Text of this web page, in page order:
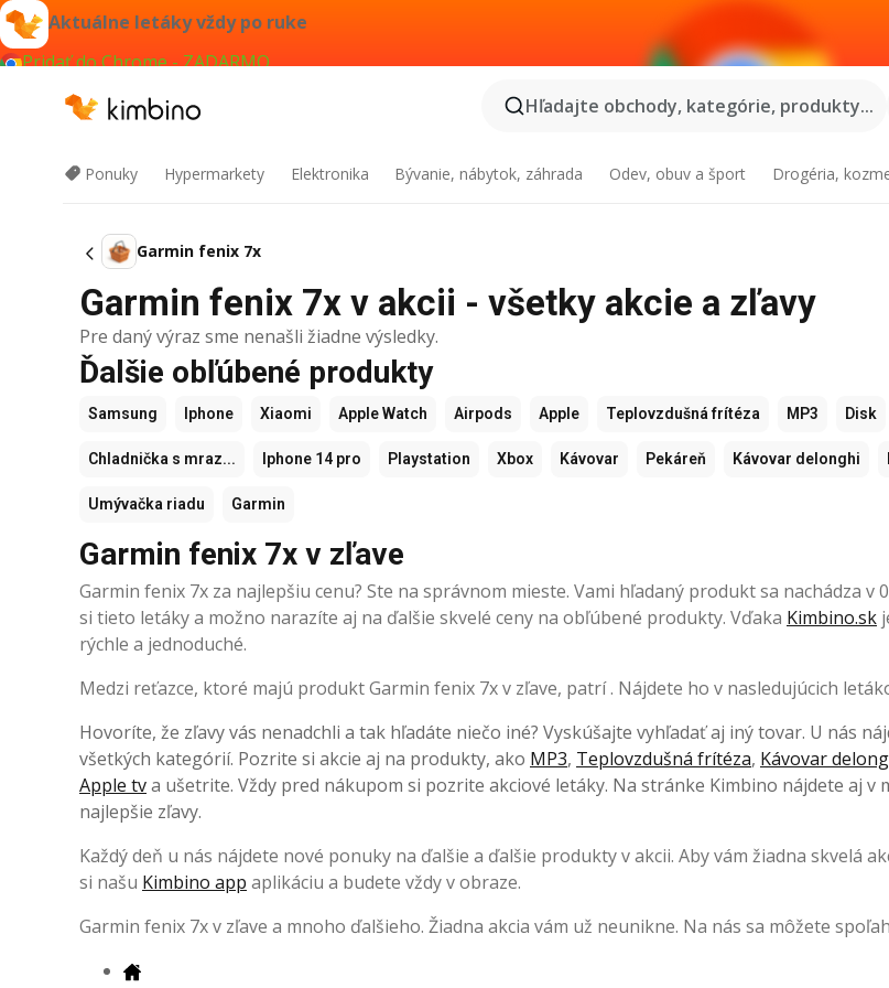
Aktuálne letáky vždy po ruke
Pridať do Chrome - ZADARMO
Hľadajte obchody, kategórie, produkty...
Ponuky Hypermarkety Elektronika Bývanie, nábytok, záhrada Odev, obuv a šport Drogéria,
Garmin fenix 7x
Garmin fenix 7x v akcii - všetky akcie a zľavy
Pre daný výraz sme nenašli žiadne výsledky.
Ďalšie obľúbené produkty
Samsung Iphone Xiaomi Apple Watch Airpods Apple Teplovzdušná frítéza MP3 Disk
Chladnička s mraz... Iphone 14 pro Playstation Xbox Kávovar Pekáreň Kávovar delonghi
Umývačka riadu Garmin
Garmin fenix 7x v zľave
Garmin fenix 7x za najlepšiu cenu? Ste na správnom mieste. Vami hľadaný produkt sa nachádza v
si tieto letáky a možno narazíte aj na ďalšie skvelé ceny na obľúbené produkty. Vďaka Kimbino.sk
rýchle a jednoduché.
Medzi reťazce, ktoré majú produkt Garmin fenix 7x v zľave, patrí . Nájdete ho v nasledujúcich
Hovoríte, že zľavy vás nenadchli a tak hľadáte niečo iné? Vyskúšajte vyhľadať aj iný tovar. U nás
všetkých kategórií. Pozrite si akcie aj na produkty, ako MP3, Teplovzdušná frítéza, Kávovar
Apple tva ušetrite. Vždy pred nákupom si pozrite akciové letáky. Na stránke Kimbino nájdete aj v
najlepšie zľavy.
Každý deň u nás nájdete nové ponuky na ďalšie a ďalšie produkty v akcii. Aby vám žiadna skvelá
si našu Kimbino app aplikáciu a budete vždy v obraze.
Garmin fenix 7x v zľave a mnoho ďalšieho. Žiadna akcia vám už neunikne. Na nás sa môžete